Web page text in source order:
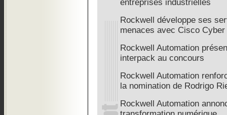
entreprises industrielles
Rockwell développe ses
menaces avec Cisco
Rockwell Automation
interpack au concours
Rockwell Automation
la nomination de Rodrigo
Rockwell Automation